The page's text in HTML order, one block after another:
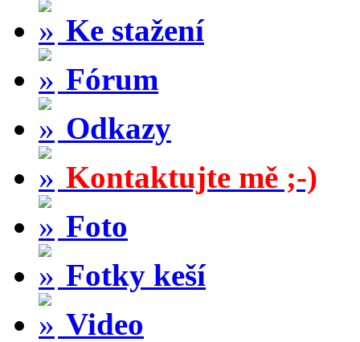
Ke stažení
Fórum
Odkazy
Kontaktujte mě ;-)
Foto
Fotky keší
Video